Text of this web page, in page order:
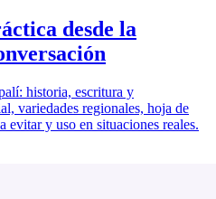
desde la
historia, escritura y
variedades regionales, hoja de
evitar y uso en situaciones reales.